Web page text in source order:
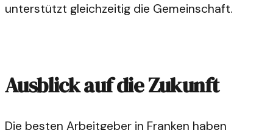
unterstützt gleichzeitig die Gemeinschaft.
Ausblick auf die Zukunft
Die besten Arbeitgeber in Franken haben